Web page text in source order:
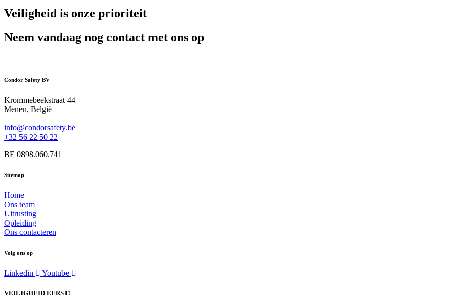
Veiligheid is onze prioriteit
Neem vandaag nog contact met ons op
Condor Safety BV
Krommebeekstraat 44
Menen, België
info@condorsafety.be
+32 56 22 50 22
BE 0898.060.741
Sitemap
Home
Ons team
Uitrusting
Opleiding
Ons contacteren
Volg ons op
Linkedin Youtube
VEILIGHEID EERST!